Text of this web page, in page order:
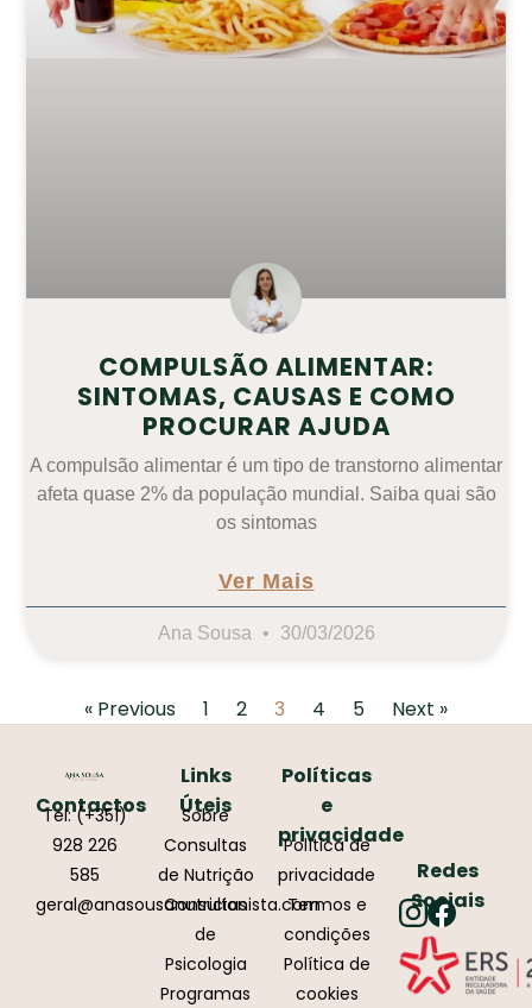
COMPULSÃO ALIMENTAR:
SINTOMAS, CAUSAS E COMO
PROCURAR AJUDA
A compulsão alimentar é um tipo de transtorno alimentar
afeta quase 2% da população mundial. Saiba quai são
os sintomas
Ver Mais
Ana Sousa 30/03/2026
« Previous 1 2 3 4 5 Next »
Contactos
Tel: (+351)
928 226
585
geral@anasousanutricionista.com
Links
Úteis
Sobre
Consultas
de Nutrição
Consultas
de
Psicologia
Programas
Políticas
e
privacidade
Política de
privacidade
Termos e
condições
Política de
cookies
Redes
Sociais